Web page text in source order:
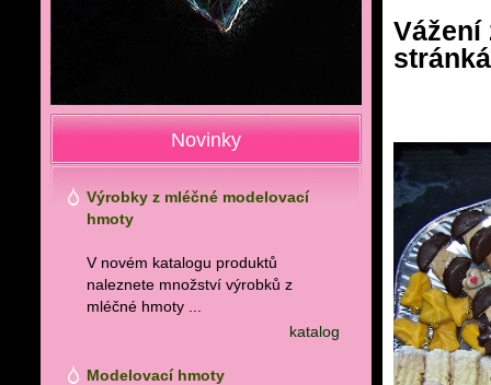
Vážení
Novinky
Výrobky z mléčné modelovací
hmoty
V novém katalogu produktů
naleznete množství výrobků z
mléčné hmoty ...
katalog
Modelovací hmoty